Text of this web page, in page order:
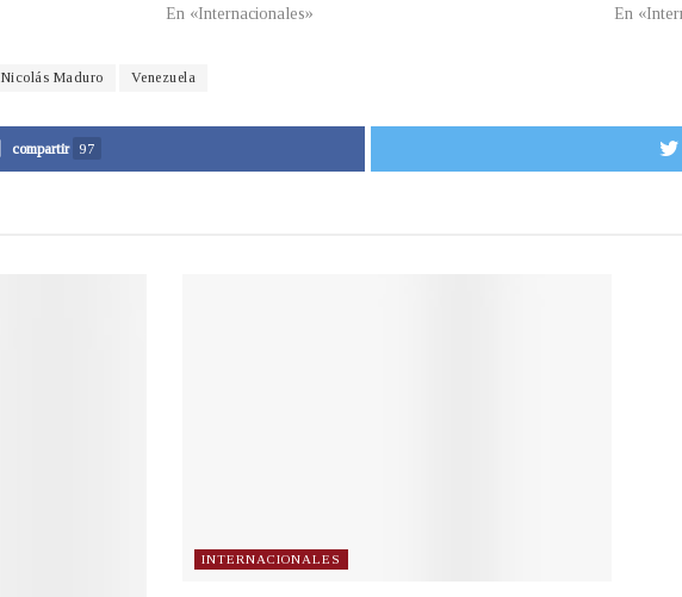
En «Internacionales»
En
Nicolás Maduro Venezuela
compartir 97
INTERNACIONALES